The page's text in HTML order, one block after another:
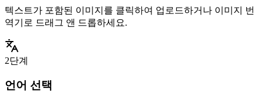
텍스트가 포함된 이미지를 클릭하여 업로드하거나 이미지 번
역기로 드래그 앤 드롭하세요.
2단계
언어 선택